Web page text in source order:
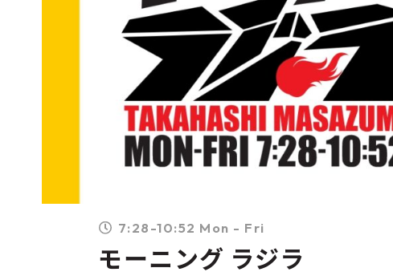
7:28-10:52 Mon - Fri
モーニング ラジラ